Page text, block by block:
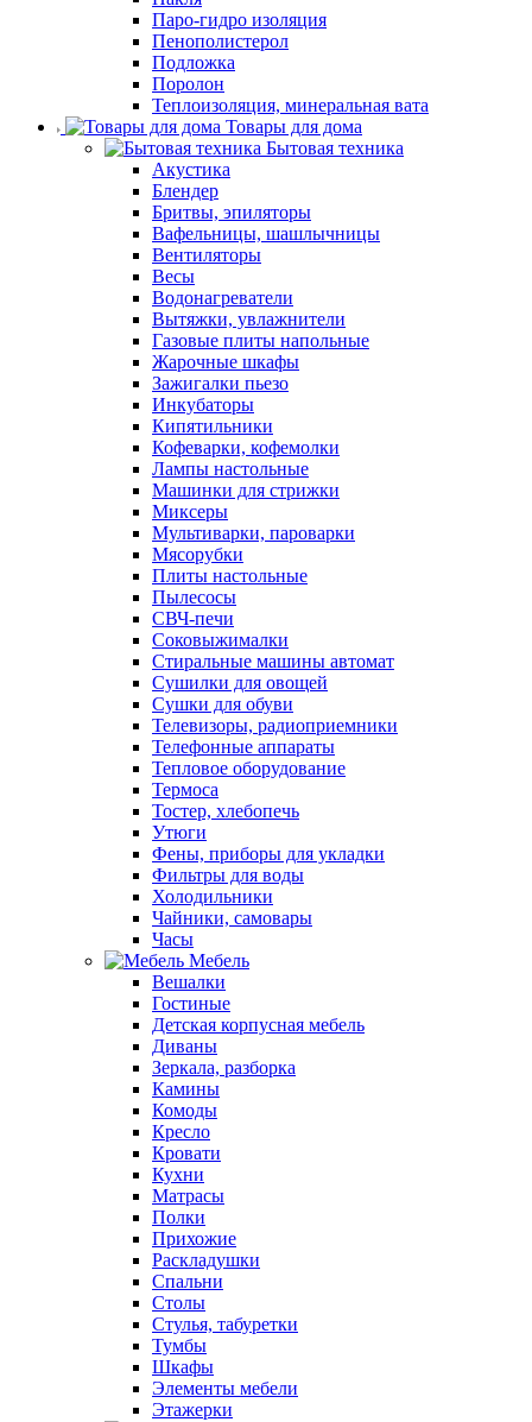
Паро-гидро изоляция
Пенополистерол
Подложка
Поролон
Теплоизоляция, минеральная вата
Товары для дома
Бытовая техника
Акустика
Блендер
Бритвы, эпиляторы
Вафельницы, шашлычницы
Вентиляторы
Весы
Водонагреватели
Вытяжки, увлажнители
Газовые плиты напольные
Жарочные шкафы
Зажигалки пьезо
Инкубаторы
Кипятильники
Кофеварки, кофемолки
Лампы настольные
Машинки для стрижки
Миксеры
Мультиварки, пароварки
Мясорубки
Плиты настольные
Пылесосы
СВЧ-печи
Соковыжималки
Стиральные машины автомат
Сушилки для овощей
Сушки для обуви
Телевизоры, радиоприемники
Телефонные аппараты
Тепловое оборудование
Термоса
Тостер, хлебопечь
Утюги
Фены, приборы для укладки
Фильтры для воды
Холодильники
Чайники, самовары
Часы
Мебель
Вешалки
Гостиные
Детская корпусная мебель
Диваны
Зеркала, разборка
Камины
Комоды
Кресло
Кровати
Кухни
Матрасы
Полки
Прихожие
Раскладушки
Спальни
Столы
Стулья, табуретки
Тумбы
Шкафы
Элементы мебели
Этажерки